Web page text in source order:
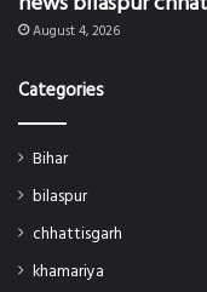
bilaspur
khamariya
New delhi
sipat
sipat NTPC
Uncategorized
World